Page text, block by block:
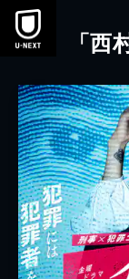
本文へスキップ
「